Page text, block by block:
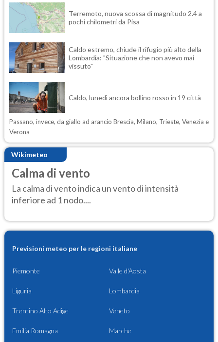
Terremoto, nuova scossa di magnitudo 2.4 a
pochi chilometri da Pisa
Caldo estremo, chiude il rifugio più alto della
Lombardia: "Situazione che non avevo mai
vissuto"
Caldo, lunedì ancora bollino rosso in 19 città
Passano, invece, da giallo ad arancio Brescia, Milano, Trieste, Venezia e
Verona
Wikimeteo
Calma di vento
La calma di vento indica un vento di intensità
inferiore ad 1 nodo....
Previsioni meteo per le regioni italiane
Piemonte Valle d'Aosta
Liguria Lombardia
Trentino Alto Adige Veneto
Emilia Romagna Marche